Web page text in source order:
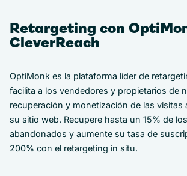
Retargeting con
CleverReach
OptiMonk es la plataforma líder de
facilita a los vendedores y propietarios de
recuperación y monetización de las visitas
su sitio web. Recupere hasta un 15% de
abandonados y aumente su tasa de
200% con el retargeting in situ.